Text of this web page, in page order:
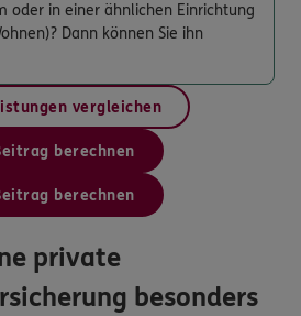
oder in einer ähnlichen Einrichtung
Dann können Sie ihn
vergleichen
berechnen
berechnen
private
besonders